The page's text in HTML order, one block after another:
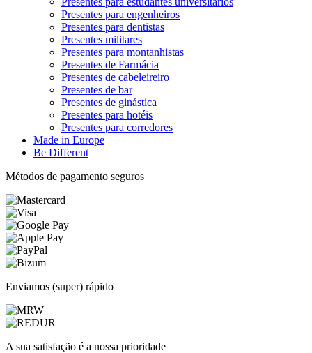
Presentes para engenheiros
Presentes para dentistas
Presentes militares
Presentes para montanhistas
Presentes de Farmácia
Presentes de cabeleireiro
Presentes de bar
Presentes de ginástica
Presentes para hotéis
Presentes para corredores
Made in Europe
Be Different
Métodos de pagamento seguros
Enviamos (super) rápido
A sua satisfação é a nossa prioridade